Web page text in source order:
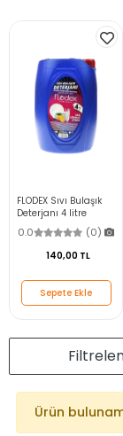
FLODEX Sıvı Bulaşık
Deterjanı 4 litre
0.0 (0)
140,00 TL
Sepete Ekle
Ürün